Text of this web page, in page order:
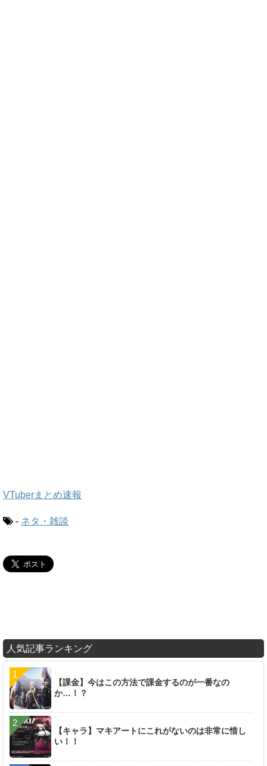
VTuberまとめ速報
- ネタ・雑談
人気記事ランキング
【課金】今はこの方法で課金するのが一番なの
か…！？
【キャラ】マキアートにこれがないのは非常に惜し
い！！